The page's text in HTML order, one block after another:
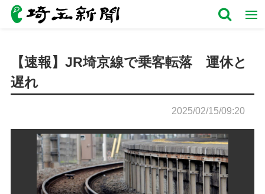
【速報】JR埼京線で乗客転落 運休と
遅れ
2025/02/15/09:20